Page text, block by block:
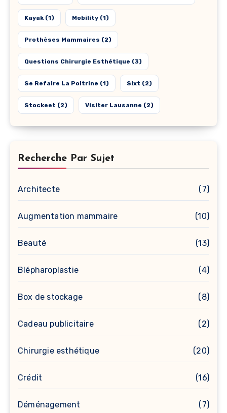
Kayak (1) Mobility (1)
Prothèses Mammaires (2)
Questions Chirurgie Esthétique (3)
Se Refaire La Poitrine (1) Sixt (2)
Stockeet (2) Visiter Lausanne (2)
Recherche Par Sujet
Architecte (7)
Augmentation mammaire (10)
Beauté (13)
Blépharoplastie (4)
Box de stockage (8)
Cadeau publicitaire (2)
Chirurgie esthétique (20)
Crédit (16)
Déménagement (7)